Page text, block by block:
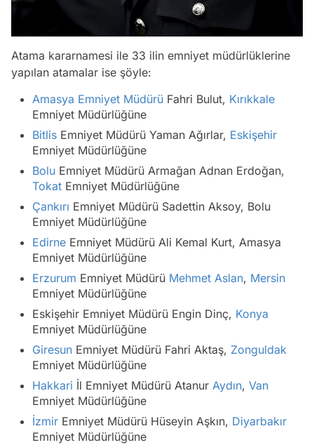
Atama kararnamesi ile 33 ilin emniyet müdürlüklerine
yapılan atamalar ise şöyle:
Amasya Emniyet Müdürü Fahri Bulut, Kırıkkale
Emniyet Müdürlüğüne
Bitlis Emniyet Müdürü Yaman Ağırlar, Eskişehir
Emniyet Müdürlüğüne
Bolu Emniyet Müdürü Armağan Adnan Erdoğan,
Tokat Emniyet Müdürlüğüne
Çankırı Emniyet Müdürü Sadettin Aksoy, Bolu
Emniyet Müdürlüğüne
Edirne Emniyet Müdürü Ali Kemal Kurt, Amasya
Emniyet Müdürlüğüne
Erzurum Emniyet Müdürü Mehmet Aslan, Mersin
Emniyet Müdürlüğüne
Eskişehir Emniyet Müdürü Engin Dinç, Konya
Emniyet Müdürlüğüne
Giresun Emniyet Müdürü Fahri Aktaş, Zonguldak
Emniyet Müdürlüğüne
Hakkari İl Emniyet Müdürü Atanur Aydın, Van
Emniyet Müdürlüğüne
İzmir Emniyet Müdürü Hüseyin Aşkın, Diyarbakır
Emniyet Müdürlüğüne